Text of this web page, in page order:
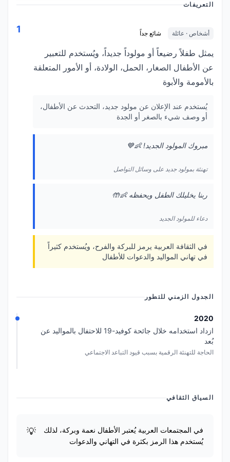
التعريفات
1 أشخاص · عائلة شائع جداً
يمثل طفلاً رضيعاً أو مولوداً جديداً، ويُستخدم للتعبير
عن الأطفال الصغار، الحمل، الولادة، أو الأمور المتعلقة
بالأمومة والأبوة
يُستخدم عند الإعلان عن مولود جديد، التحدث عن الأطفال،
أو وصف شيء بالصغر أو الجدة
مبروك المولود الجديد! 👶💙
تهنئة بمولود جديد على وسائل التواصل
ربنا يخليلك الطفل ويحفظه 👶🤲
دعاء للمولود الجديد
في الثقافة العربية يرمز للبركة والفرح، ويُستخدم كثيراً
في تهاني المواليد والدعوات للأطفال
الجدول الزمني للتطور
2020
ازداد استخدامه خلال جائحة كوفيد-19 للاحتفال بالمواليد عن
بُعد
الحاجة للتهنئة الرقمية بسبب قيود التباعد الاجتماعي
السياق الثقافي
في المجتمعات العربية يُعتبر الأطفال نعمة وبركة، لذلك
يُستخدم هذا الرمز بكثرة في التهاني والدعوات